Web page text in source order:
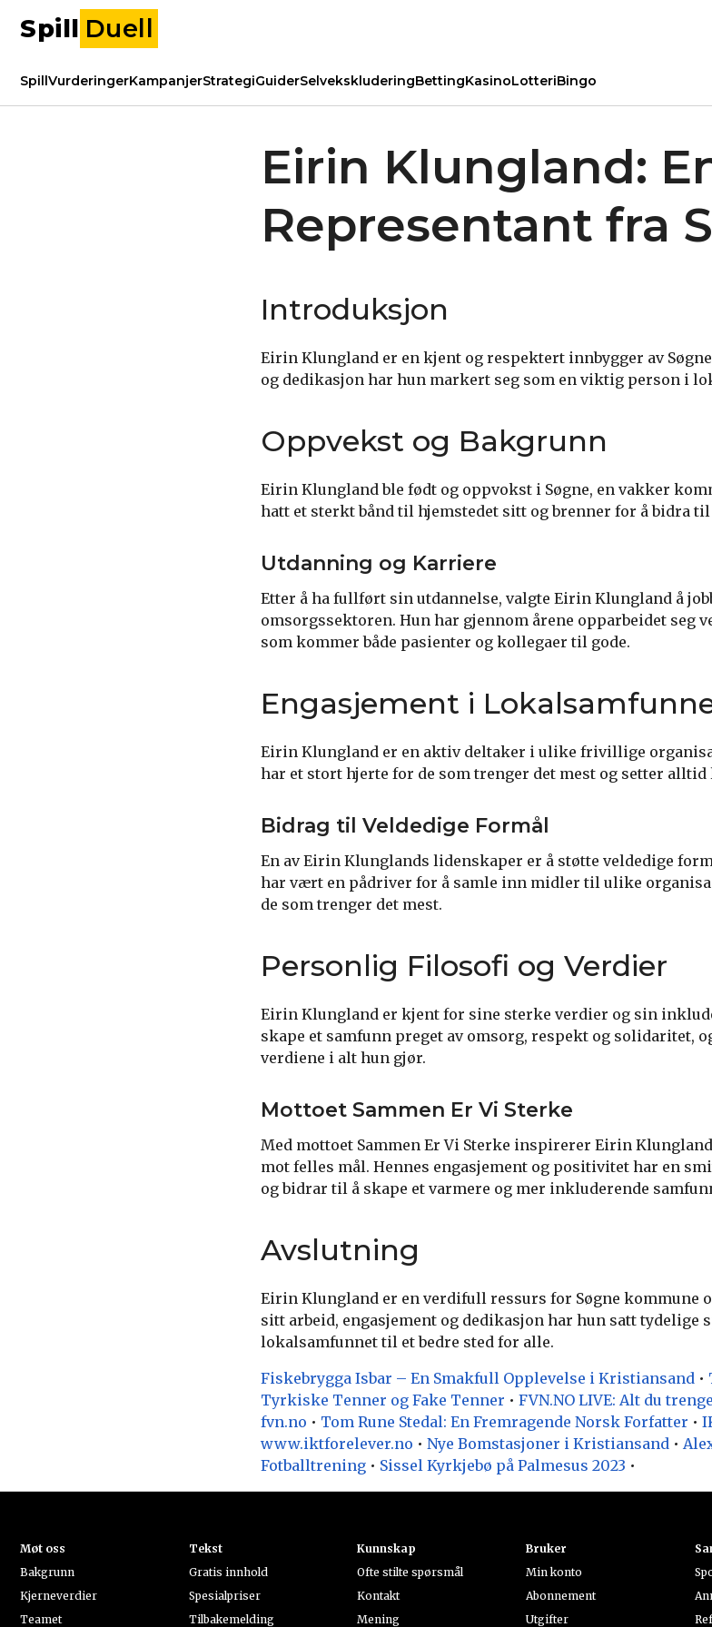
Spill Duell
SpillVurderingerKampanjerStrategiGuiderSelvekskluderingBettingKasinoLotteriBingo
Eirin Klungland:
Representant fra
Introduksjon
Eirin Klungland er en kjent og respektert innbygger av
og dedikasjon har hun markert seg som en viktig person i
Oppvekst og Bakgrunn
Eirin Klungland ble født og oppvokst i Søgne, en vakker
hatt et sterkt bånd til hjemstedet sitt og brenner for å bidra
Utdanning og Karriere
Etter å ha fullført sin utdannelse, valgte Eirin Klungland å
omsorgssektoren. Hun har gjennom årene opparbeidet seg
som kommer både pasienter og kollegaer til gode.
Engasjement i
Eirin Klungland er en aktiv deltaker i ulike frivillige
har et stort hjerte for de som trenger det mest og setter
Bidrag til Veldedige Formål
En av Eirin Klunglands lidenskaper er å støtte veldedige
har vært en pådriver for å samle inn midler til ulike
de som trenger det mest.
Personlig Filosofi og Verdier
Eirin Klungland er kjent for sine sterke verdier og sin
skape et samfunn preget av omsorg, respekt og solidaritet,
verdiene i alt hun gjør.
Mottoet Sammen Er Vi Sterke
Med mottoet Sammen Er Vi Sterke inspirerer Eirin
mot felles mål. Hennes engasjement og positivitet har en
og bidrar til å skape et varmere og mer inkluderende
Avslutning
Eirin Klungland er en verdifull ressurs for Søgne kommune
sitt arbeid, engasjement og dedikasjon har hun satt tydelige
lokalsamfunnet til et bedre sted for alle.
Fiskebrygga Isbar – En Smakfull Opplevelse i Kristiansand •
Tyrkiske Tenner og Fake Tenner • FVN.NO LIVE: Alt du
fvn.no • Tom Rune Stedal: En Fremragende Norsk Forfatter •
www.iktforelever.no • Nye Bomstasjoner i Kristiansand •
Fotballtrening • Sissel Kyrkjebø på Palmesus 2023 •
Møt oss
Bakgrunn
Kjerneverdier
Teamet
Tekst
Gratis innhold
Spesialpriser
Tilbakemelding
Kunnskap
Ofte stilte spørsmål
Kontakt
Mening
Bruker
Min konto
Abonnement
Utgifter